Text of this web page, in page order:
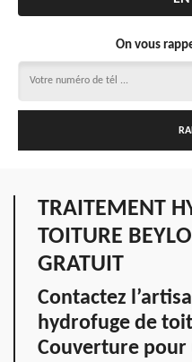
On vous
TRAITEMENT
TOITURE
GRATUIT
Contactez
hydrofuge de
Couverture